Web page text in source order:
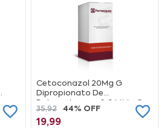
Cetoconazol 20Mg G
Dipropionato De
Betametasona 0 644Mg G
Sulfato De Neomicina 2 5Mg
G Creme Ems Caixa 30G
35,92 44% OFF
19,99